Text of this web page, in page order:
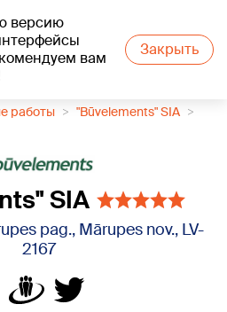
версию
вам
Закрыть
работы
"Būvelements" SIA
SIA
pag., Mārupes nov., LV-
2167